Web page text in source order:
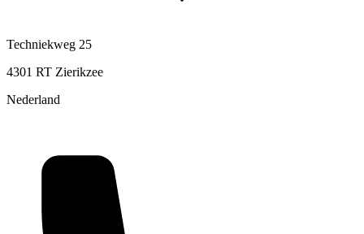
Techniekweg 25
4301 RT Zierikzee
Nederland